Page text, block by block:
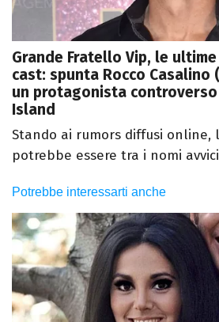
Grande Fratello Vip, le
cast: spunta Rocco Casalino
un protagonista
Island
Stando ai rumors diffusi online,
potrebbe essere tra i nomi